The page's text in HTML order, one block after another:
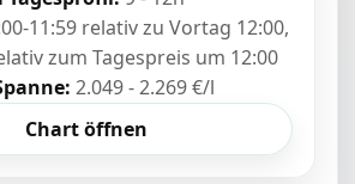
11:59 relativ zu Vortag 12:00,
zum Tagespreis um 12:00
2.049 - 2.269 €/l
Chart öffnen